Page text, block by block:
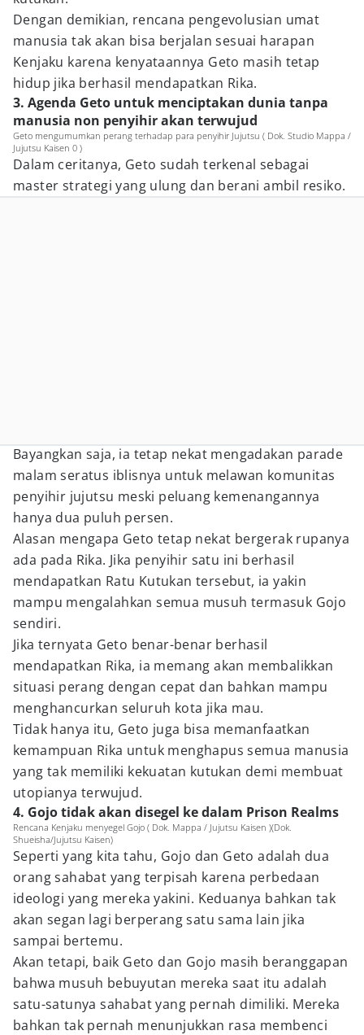
Dengan demikian, rencana pengevolusian umat
manusia tak akan bisa berjalan sesuai harapan
Kenjaku karena kenyataannya Geto masih tetap
hidup jika berhasil mendapatkan Rika.
3. Agenda Geto untuk menciptakan dunia tanpa
manusia non penyihir akan terwujud
Geto mengumumkan perang terhadap para penyihir Jujutsu ( Dok. Studio Mappa /
Jujutsu Kaisen 0 )
Dalam ceritanya, Geto sudah terkenal sebagai
master strategi yang ulung dan berani ambil resiko.
Bayangkan saja, ia tetap nekat mengadakan parade
malam seratus iblisnya untuk melawan komunitas
penyihir jujutsu meski peluang kemenangannya
hanya dua puluh persen.
Alasan mengapa Geto tetap nekat bergerak rupanya
ada pada Rika. Jika penyihir satu ini berhasil
mendapatkan Ratu Kutukan tersebut, ia yakin
mampu mengalahkan semua musuh termasuk Gojo
sendiri.
Jika ternyata Geto benar-benar berhasil
mendapatkan Rika, ia memang akan membalikkan
situasi perang dengan cepat dan bahkan mampu
menghancurkan seluruh kota jika mau.
Tidak hanya itu, Geto juga bisa memanfaatkan
kemampuan Rika untuk menghapus semua manusia
yang tak memiliki kekuatan kutukan demi membuat
utopianya terwujud.
4. Gojo tidak akan disegel ke dalam Prison Realms
Rencana Kenjaku menyegel Gojo ( Dok. Mappa / Jujutsu Kaisen )(Dok.
Shueisha/Jujutsu Kaisen)
Seperti yang kita tahu, Gojo dan Geto adalah dua
orang sahabat yang terpisah karena perbedaan
ideologi yang mereka yakini. Keduanya bahkan tak
akan segan lagi berperang satu sama lain jika
sampai bertemu.
Akan tetapi, baik Geto dan Gojo masih beranggapan
bahwa musuh bebuyutan mereka saat itu adalah
satu-satunya sahabat yang pernah dimiliki. Mereka
bahkan tak pernah menunjukkan rasa membenci